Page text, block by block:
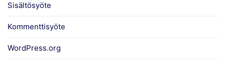
Sisältösyöte
Kommenttisyöte
WordPress.org